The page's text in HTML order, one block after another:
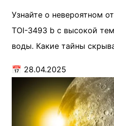
Узнайте о невероятном
TOI-3493 b с высокой
воды. Какие тайны
📅 28.04.2025